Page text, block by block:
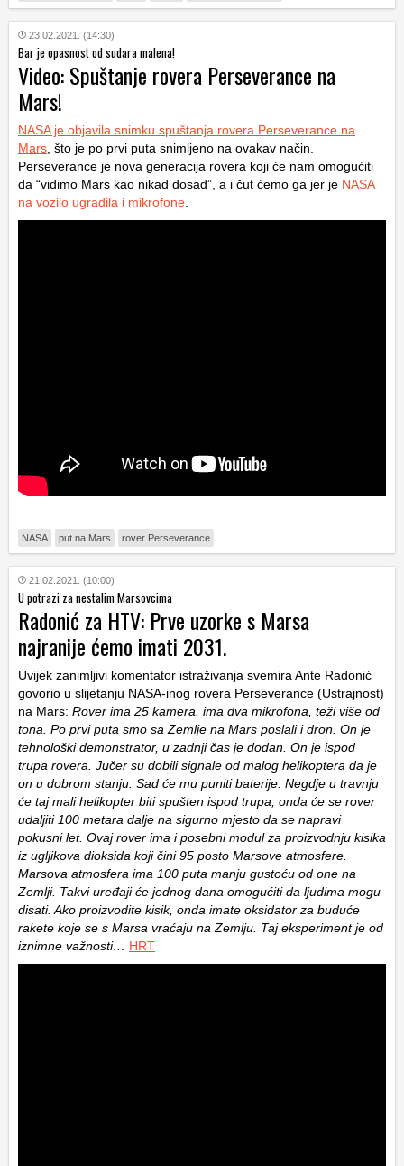
23.02.2021. (14:30)
Bar je opasnost od sudara malena!
Video: Spuštanje rovera Perseverance na
Mars!
NASA je objavila snimku spuštanja rovera Perseverance na
Mars, što je po prvi puta snimljeno na ovakav način.
Perseverance je nova generacija rovera koji će nam omogućiti
da “vidimo Mars kao nikad dosad”, a i čut ćemo ga jer je NASA
na vozilo ugradila i mikrofone.
NASA put na Mars rover Perseverance
21.02.2021. (10:00)
U potrazi za nestalim Marsovcima
Radonić za HTV: Prve uzorke s Marsa
najranije ćemo imati 2031.
Uvijek zanimljivi komentator istraživanja svemira Ante Radonić
govorio u slijetanju NASA-inog rovera Perseverance (Ustrajnost)
na Mars: Rover ima 25 kamera, ima dva mikrofona, teži više od
tona. Po prvi puta smo sa Zemlje na Mars poslali i dron. On je
tehnološki demonstrator, u zadnji čas je dodan. On je ispod
trupa rovera. Jučer su dobili signale od malog helikoptera da je
on u dobrom stanju. Sad će mu puniti baterije. Negdje u travnju
će taj mali helikopter biti spušten ispod trupa, onda će se rover
udaljiti 100 metara dalje na sigurno mjesto da se napravi
pokusni let. Ovaj rover ima i posebni modul za proizvodnju kisika
iz ugljikova dioksida koji čini 95 posto Marsove atmosfere.
Marsova atmosfera ima 100 puta manju gustoću od one na
Zemlji. Takvi uređaji će jednog dana omogućiti da ljudima mogu
disati. Ako proizvodite kisik, onda imate oksidator za buduće
rakete koje se s Marsa vraćaju na Zemlju. Taj eksperiment je od
iznimne važnosti… HRT